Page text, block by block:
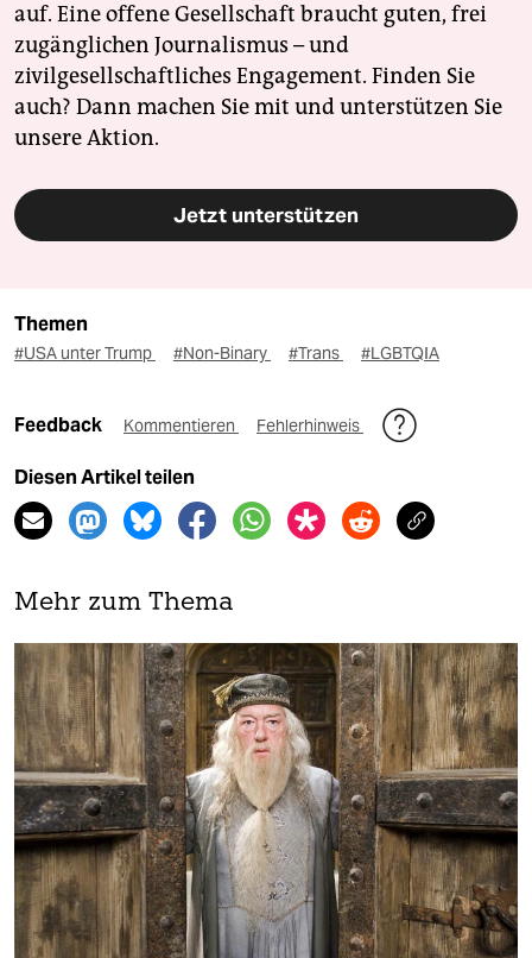
auf. Eine offene Gesellschaft braucht guten, frei
zugänglichen Journalismus – und
zivilgesellschaftliches Engagement. Finden Sie
auch? Dann machen Sie mit und unterstützen Sie
unsere Aktion.
Jetzt unterstützen
Themen
#USA unter Trump #Non-Binary #Trans #LGBTQIA
Feedback Kommentieren Fehlerhinweis
Diesen Artikel teilen
Mehr zum Thema